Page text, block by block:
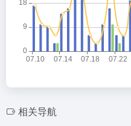
相关导航